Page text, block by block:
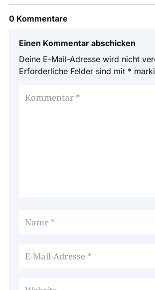
0 Kommentare
Einen Kommentar abschicken
Deine E-Mail-Adresse wird nicht
Erforderliche Felder sind mit *